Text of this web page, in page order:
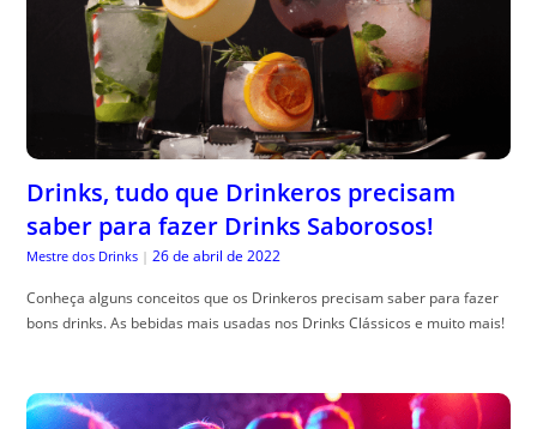
Drinks, tudo que Drinkeros precisam
saber para fazer Drinks Saborosos!
Mestre dos Drinks | 26 de abril de 2022
Conheça alguns conceitos que os Drinkeros precisam saber para fazer
bons drinks. As bebidas mais usadas nos Drinks Clássicos e muito mais!